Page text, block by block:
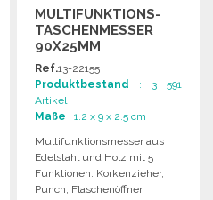
MULTIFUNKTIONS-
TASCHENMESSER
90X25MM
EDELSTAHL HOLZ
Ref.13-22155
Produktbestand : 3 591
Artikel
Maße : 1.2 x 9 x 2.5 cm
Multifunktionsmesser aus
Edelstahl und Holz mit 5
Funktionen: Korkenzieher,
Punch, Flaschenöffner,